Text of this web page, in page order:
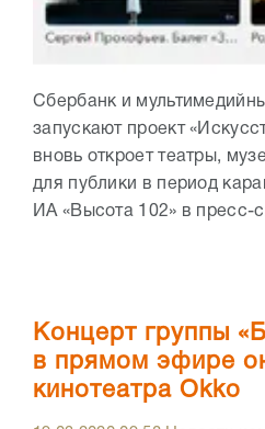
Сбербанк и
запускают проект
вновь откроет театры,
для публики в период
ИА «Высота 102» в пресс-
Концерт группы
в прямом эфире
кинотеатра Okko